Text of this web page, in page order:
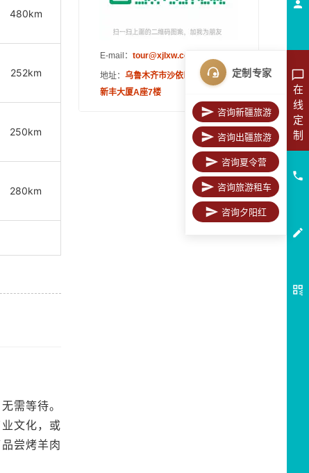
480km
252km
250km
280km
需等待。
文化，或
尝烤羊肉
E-mail： tour@xjlxw.com
地址： 乌鲁木齐市沙依巴克区伊宁路89号
新丰大厦A座7楼
在
线
定
制
定制专家
咨询新疆旅游
咨询出疆旅游
咨询夏令营
咨询旅游租车
咨询夕阳红